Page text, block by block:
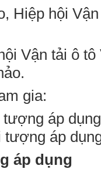
Hiệp hội
Vận tải ô
gia:
áp
áp
áp dụng